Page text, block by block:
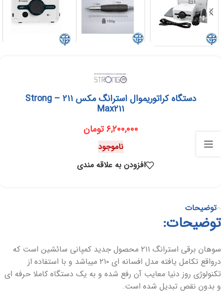
دستگاه کراتوریموال استرانگ مکس ۲۱۱ – Strong
Max۲۱۱
۶,۲۰۰,۰۰۰ تومان
ناموجود
افزودن به علاقه مندی
توضیحات
توضیحات:
سوهان برقی استرانگ ۲۱۱ محصول جدید کمپانی سائشین است که
درواقع تکامل یافته مدل افسانه ای ۲۱۰ میباشد و با استفاده از
تکنولوژی روز دنیا معایب آن رفع شده و به یک دستگاه کاملا حرفه ای
و بدون نقص تبدیل شده است.